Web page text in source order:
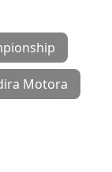
Motora